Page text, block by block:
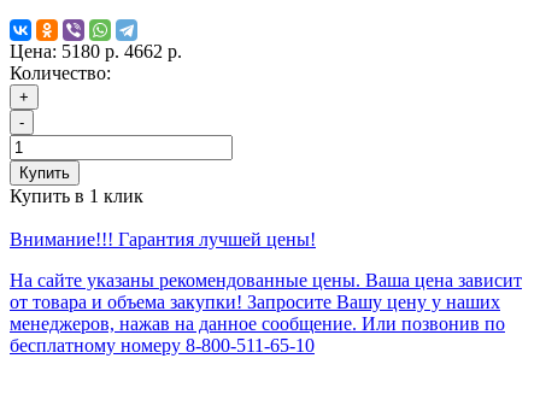
Цена: 5180 р. 4662 р.
Количество:
+
-
Купить
Купить в 1 клик
Внимание!!! Гарантия лучшей цены!
На сайте указаны рекомендованные цены. Ваша цена зависит
от товара и объема закупки! Запросите Вашу цену у наших
менеджеров, нажав на данное сообщение. Или позвонив по
бесплатному номеру 8-800-511-65-10